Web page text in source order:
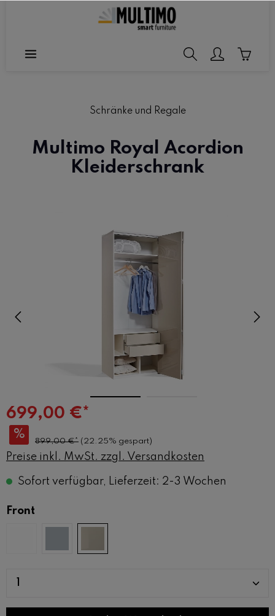
Schränke und Regale
Multimo Royal Acordion
Kleiderschrank
699,00 €*
%
899,00 €* (22.25% gespart)
Preise inkl. MwSt. zzgl. Versandkosten
Sofort verfügbar, Lieferzeit: 2-3 Wochen
Front
Produkt Anzahl: Gib den